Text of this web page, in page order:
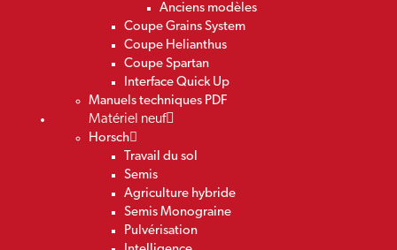
Anciens modèles
Coupe Grains System
Coupe Helianthus
Coupe Spartan
Interface Quick Up
Manuels techniques PDF
Matériel neuf
Horsch
Travail du sol
Semis
Agriculture hybride
Semis Monograine
Pulvérisation